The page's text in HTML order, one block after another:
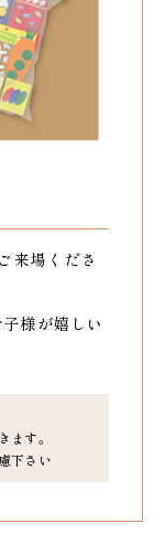
来場くださ
様が嬉しい
ます。
下さい